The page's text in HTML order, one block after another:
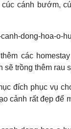
cánh bướm,
các
trồng thêm rau
đích phục vụ
cảnh rất đẹp